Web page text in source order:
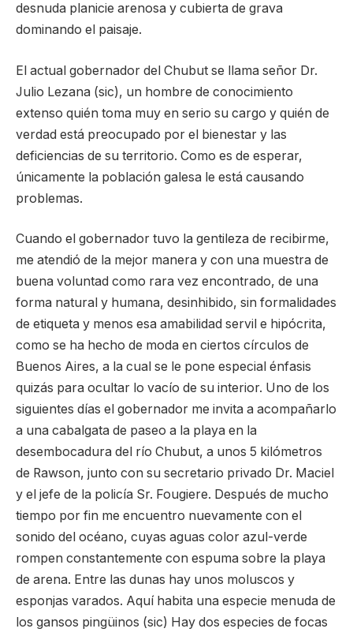
desnuda planicie arenosa y cubierta de grava
dominando el paisaje.
El actual gobernador del Chubut se llama señor Dr.
Julio Lezana (sic), un hombre de conocimiento
extenso quién toma muy en serio su cargo y quién de
verdad está preocupado por el bienestar y las
deficiencias de su territorio. Como es de esperar,
únicamente la población galesa le está causando
problemas.
Cuando el gobernador tuvo la gentileza de recibirme,
me atendió de la mejor manera y con una muestra de
buena voluntad como rara vez encontrado, de una
forma natural y humana, desinhibido, sin formalidades
de etiqueta y menos esa amabilidad servil e hipócrita,
como se ha hecho de moda en ciertos círculos de
Buenos Aires, a la cual se le pone especial énfasis
quizás para ocultar lo vacío de su interior. Uno de los
siguientes días el gobernador me invita a acompañarlo
a una cabalgata de paseo a la playa en la
desembocadura del río Chubut, a unos 5 kilómetros
de Rawson, junto con su secretario privado Dr. Maciel
y el jefe de la policía Sr. Fougiere. Después de mucho
tiempo por fin me encuentro nuevamente con el
sonido del océano, cuyas aguas color azul-verde
rompen constantemente con espuma sobre la playa
de arena. Entre las dunas hay unos moluscos y
esponjas varados. Aquí habita una especie menuda de
los gansos pingüinos (sic) Hay dos especies de focas